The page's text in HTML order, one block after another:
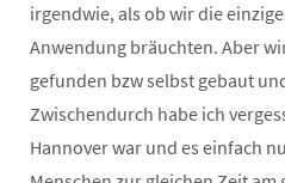
irgendwie, als ob wir die
Anwendung bräuchten. Aber
gefunden bzw selbst gebaut
Zwischendurch habe ich
Hannover war und es einfach